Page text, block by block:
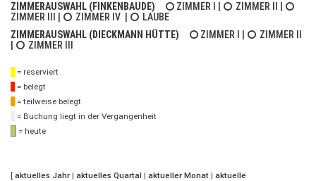
ZIMMERAUSWAHL (FINKENBAUDE) ZIMMER I ZIMMER II
ZIMMER III
ZIMMER IV
LAUBE
ZIMMERAUSWAHL (DIECKMANN HÜTTE)
ZIMMER I
ZIMMER II
ZIMMER III
= reserviert
= belegt
= teilweise belegt
= Buchung liegt in der Vergangenheit
= heute
[ aktuelles Jahr | aktuelles Quartal | aktueller Monat | aktuelle